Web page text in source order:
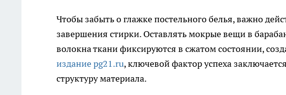
Чтобы забыть о глажке постельного белья, важно
завершения стирки. Оставлять мокрые вещи в
волокна ткани фиксируются в сжатом состоянии,
издание pg21.ru, ключевой фактор успеха
структуру материала.